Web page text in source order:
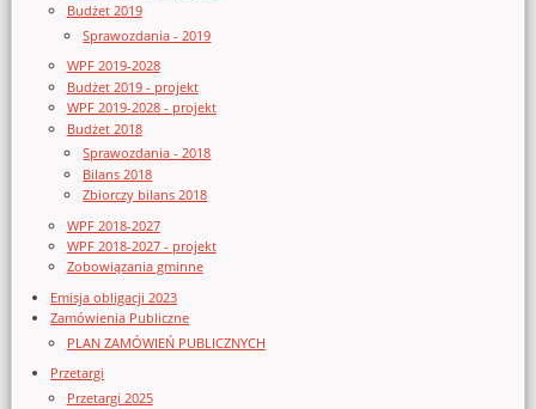
Budżet 2019
Sprawozdania - 2019
WPF 2019-2028
Budżet 2019 - projekt
WPF 2019-2028 - projekt
Budżet 2018
Sprawozdania - 2018
Bilans 2018
Zbiorczy bilans 2018
WPF 2018-2027
WPF 2018-2027 - projekt
Zobowiązania gminne
Emisja obligacji 2023
Zamówienia Publiczne
PLAN ZAMÓWIEŃ PUBLICZNYCH
Przetargi
Przetargi 2025